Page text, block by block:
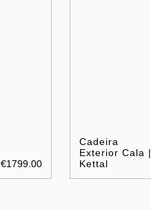
€1799.00
Cadeira
Exterior Cala |
Kettal